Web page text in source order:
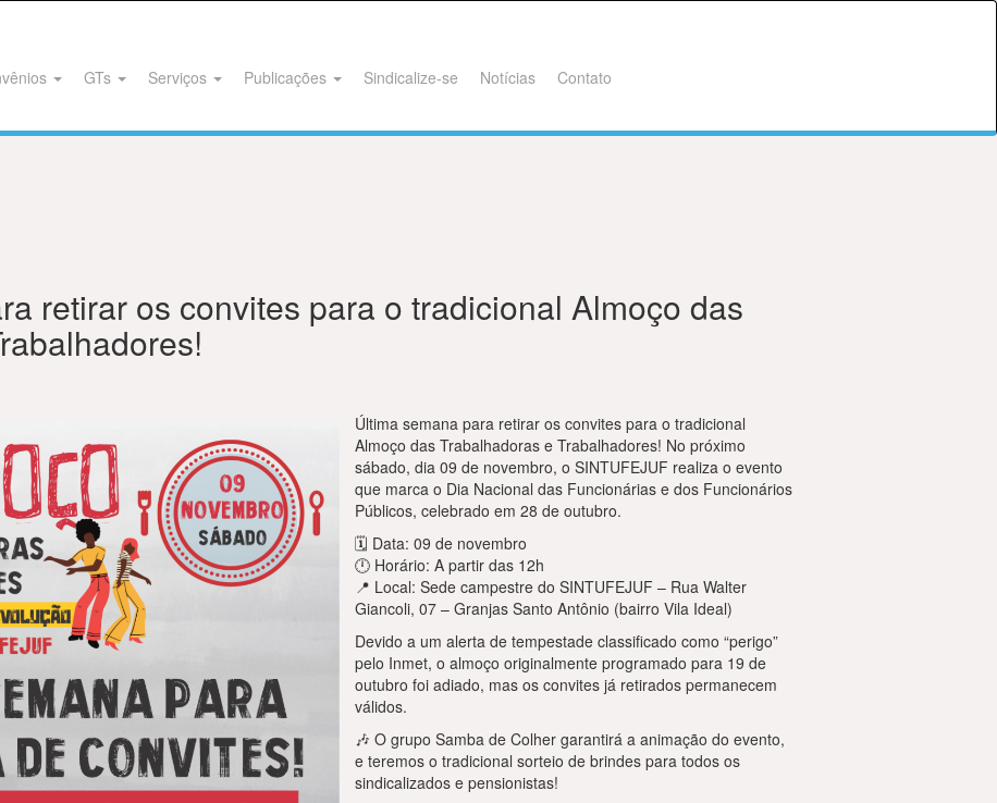
GTs Serviços Publicações Sindicalize-se Notícias Contato
retirar os convites para o tradicional Almoço das
Última semana para retirar os convites para o tradicional
Almoço das Trabalhadoras e Trabalhadores! No próximo
sábado, dia 09 de novembro, o SINTUFEJUF realiza o evento
que marca o Dia Nacional das Funcionárias e dos Funcionários
Públicos, celebrado em 28 de outubro.
🗓 Data: 09 de novembro
🕛 Horário: A partir das 12h
📍 Local: Sede campestre do SINTUFEJUF – Rua Walter
Giancoli, 07 – Granjas Santo Antônio (bairro Vila Ideal)
Devido a um alerta de tempestade classificado como “perigo”
pelo Inmet, o almoço originalmente programado para 19 de
outubro foi adiado, mas os convites já retirados permanecem
válidos.
🎶 O grupo Samba de Colher garantirá a animação do evento,
e teremos o tradicional sorteio de brindes para todos os
sindicalizados e pensionistas!